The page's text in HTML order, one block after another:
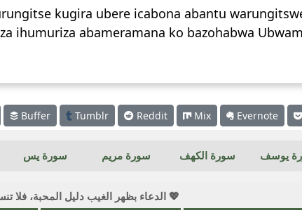
kugira ubere icabona abantu
ihumuriza abameramana ko bazohabwa
Buffer Tumblr Reddit Mix Evernote
يوسف سورة الكهف سورة مريم سورة يس
💖 الدعاء بظهر الغيب دليل المحبة، فلا